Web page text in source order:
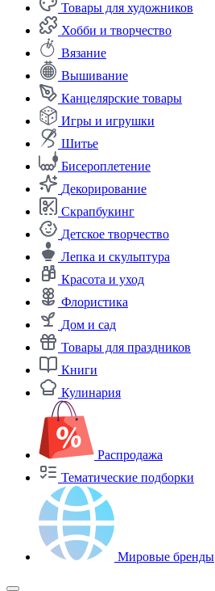
Товары для художников
Хобби и творчество
Вязание
Вышивание
Канцелярские товары
Игры и игрушки
Шитье
Бисероплетение
Декорирование
Скрапбукинг
Детское творчество
Лепка и скульптура
Красота и уход
Флористика
Дом и сад
Товары для праздников
Книги
Кулинария
Распродажа
Тематические подборки
Мировые бренды